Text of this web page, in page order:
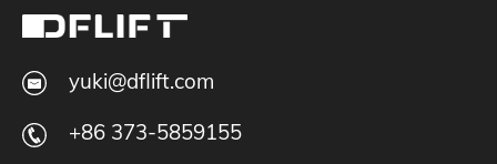
yuki@dflift.com
+86 373-5859155